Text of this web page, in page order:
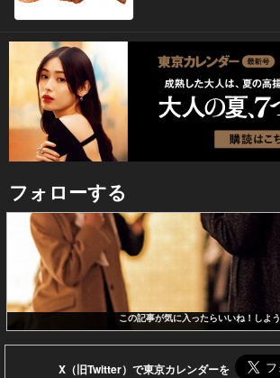
フォローする
この記事が気に入ったらいいね！しよう
X（旧Twitter）で東京カレンダーを